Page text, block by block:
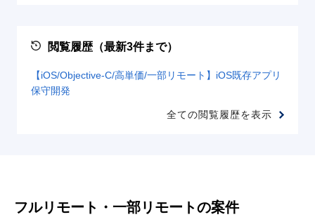
閲覧履歴（最新3件まで）
【iOS/Objective-C/高単価/一部リモート】iOS既存アプリ
保守開発
全ての閲覧履歴を表示
フルリモート・一部リモートの案件